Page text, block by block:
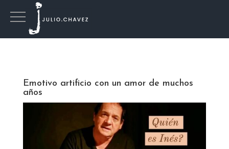
Emotivo artificio con un amor de muchos
años